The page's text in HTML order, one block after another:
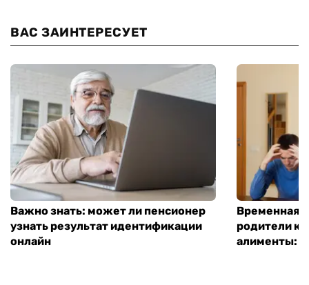
ВАС ЗАИНТЕРЕСУЕТ
Важно знать: может ли пенсионер
узнать результат идентификации
онлайн
Временная
родители
алименты: